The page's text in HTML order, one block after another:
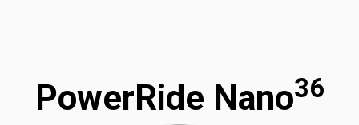
PowerRide Nano36